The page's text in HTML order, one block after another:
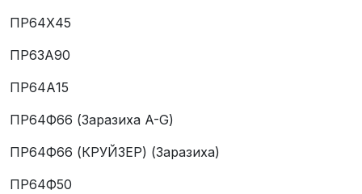
ПР64Х45
ПР63А90
ПР64А15
ПР64Ф66 (Заразиха A-G)
ПР64Ф66 (КРУЙЗЕР) (Заразиха)
ПР64Ф50